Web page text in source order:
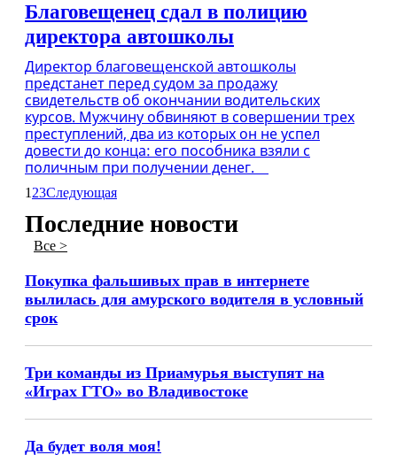
Благовещенец сдал в полицию
директора автошколы
Директор благовещенской автошколы
предстанет перед судом за продажу
свидетельств об окончании водительских
курсов. Мужчину обвиняют в совершении трех
преступлений, два из которых он не успел
довести до конца: его пособника взяли с
поличным при получении денег.
1 23Следующая
Последние новости
Все >
Покупка фальшивых прав в интернете
вылилась для амурского водителя в условный
срок
Три команды из Приамурья выступят на
«Играх ГТО» во Владивостоке
Да будет воля моя!